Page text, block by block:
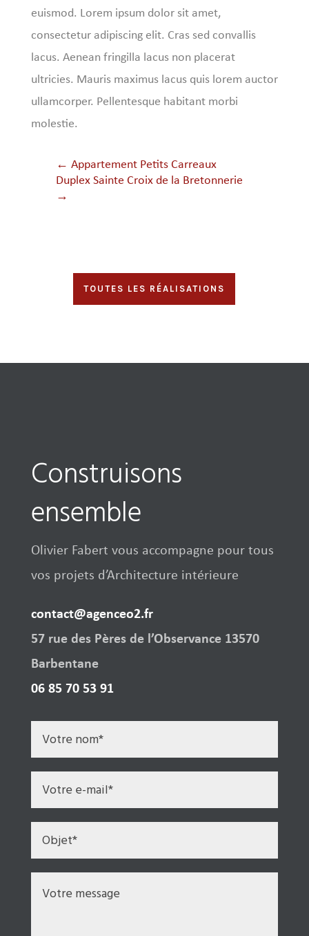
euismod. Lorem ipsum dolor sit amet,
consectetur adipiscing elit. Cras sed convallis
lacus. Aenean fringilla lacus non placerat
ultricies. Mauris maximus lacus quis lorem auctor
ullamcorper. Pellentesque habitant morbi
molestie.
← Appartement Petits Carreaux
Duplex Sainte Croix de la Bretonnerie
→
TOUTES LES RÉALISATIONS
Construisons
ensemble
Olivier Fabert vous accompagne pour tous
vos projets d’Architecture intérieure
contact@agenceo2.fr
57 rue des Pères de l’Observance 13570
Barbentane
06 85 70 53 91